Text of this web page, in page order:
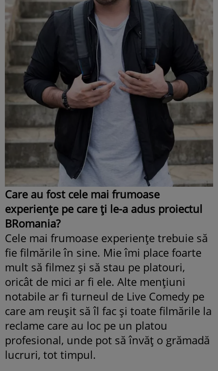
Care au fost cele mai frumoase
experiențe pe care ți le-a adus proiectul
BRomania?
Cele mai frumoase experiențe trebuie să
fie filmările în sine. Mie îmi place foarte
mult să filmez și să stau pe platouri,
oricât de mici ar fi ele. Alte mențiuni
notabile ar fi turneul de Live Comedy pe
care am reușit să îl fac și toate filmările la
reclame care au loc pe un platou
profesional, unde pot să învăț o grămadă
lucruri, tot timpul.